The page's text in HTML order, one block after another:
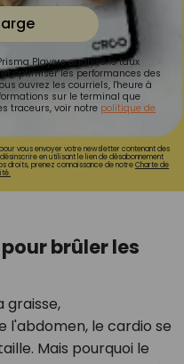
Players analyse le taux
optimiser les performances des
ouvrez les courriels, l'heure à
sur le terminal que
traceurs, voir notre politique de
vous envoyer votre newsletter contenant des
en utilisant le lien de désabonnement
droits, prenez connaissance de notreCharte de
brûler les
graisse,
l'abdomen, le cardio se
Mais pourquoi le